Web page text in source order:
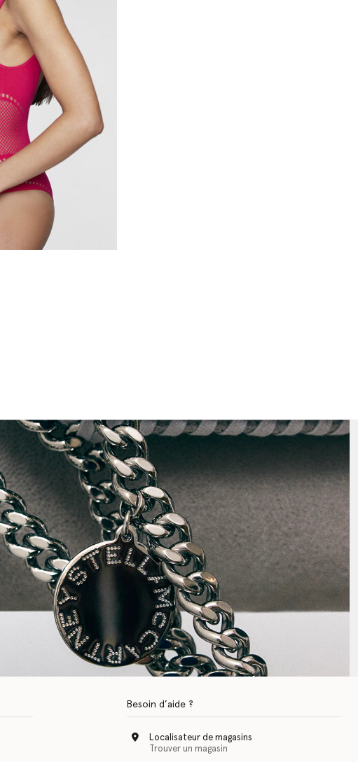
Besoin d’aide ?
Localisateur de magasins
Trouver un magasin